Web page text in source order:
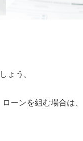
ょう。
ーンを組む場合は、